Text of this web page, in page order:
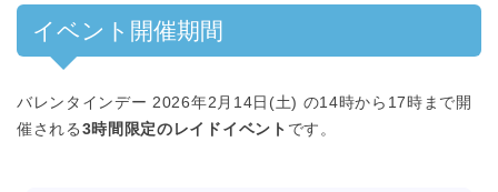
イベント開催期間
バレンタインデー 2026年2月14日(土) の14時から17時まで開
催される 3時間限定のレイドイベント です。